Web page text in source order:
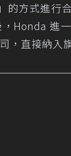
的方式進行
Honda 進
，直接納入